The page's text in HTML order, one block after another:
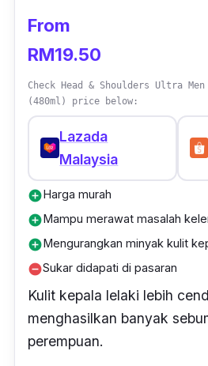
menyeluruh untuk anda
untuk lebatkan rambut.
Review:
“Syampu ni s
angat
sangat nipis dan rapuh.
terus rambut jadi tebal
berkesan sangat-sangat.
siapa yang ada masalah
cuba shampoo ni. Tak tipu,
sangat-sangat. Nanti akan
From
RM19.50
Check Head & Shoulders Ultra Men
(480ml) price below:
Lazada
Malaysia
add_circleHarga murah
add_circleMampu merawat masalah
add_circleMengurangkan minyak kulit
remove_circleSukar didapati di pasaran
Kulit kepala lelaki lebih
menghasilkan banyak
perempuan.